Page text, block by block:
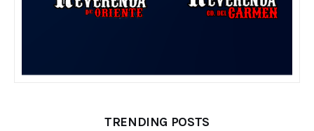
TRENDING POSTS